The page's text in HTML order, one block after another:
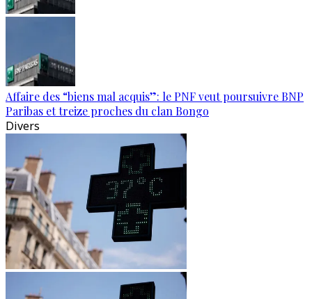
Affaire des “biens mal acquis”: le PNF veut poursuivre BNP
Paribas et treize proches du clan Bongo
Divers